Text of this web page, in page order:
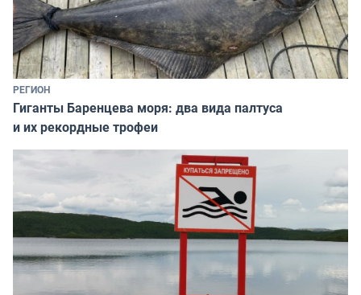
РЕГИОН
Гиганты Баренцева моря: два вида палтуса
и их рекордные трофеи